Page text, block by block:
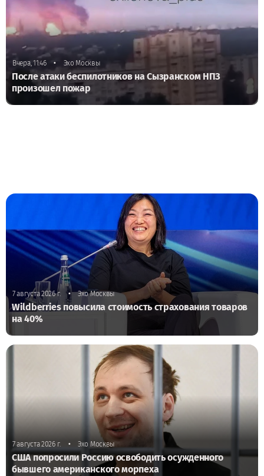
Вчера, 11:46 • Эхо Москвы
После атаки беспилотников на Сызранском НПЗ
произошел пожар
7 августа 2026 г. • Эхо Москвы
Wildberries повысила стоимость страхования товаров
на 40%
7 августа 2026 г. • Эхо Москвы
США попросили Россию освободить осужденного
бывшего американского морпеха